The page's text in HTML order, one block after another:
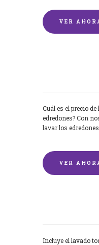
VER
Cuál es el precio
edredones? Con
lavar los
VER
Incluye el lavado